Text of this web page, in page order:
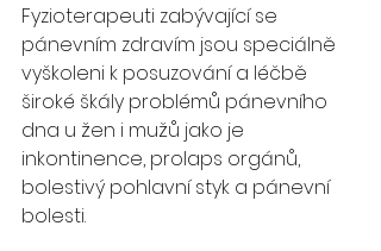
Fyzioterapeuti zabývající se
pánevním zdravím jsou speciálně
vyškoleni k posuzování a léčbě
široké škály problémů pánevního
dna u žen i mužů jako je
inkontinence, prolaps orgánů,
bolestivý pohlavní styk a pánevní
bolesti.